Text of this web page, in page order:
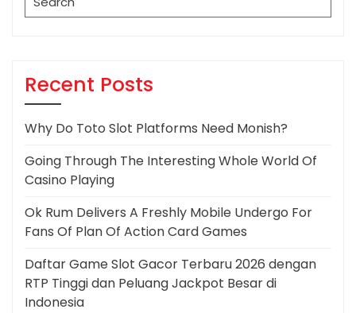
for:
Recent Posts
Why Do Toto Slot Platforms Need Monish?
Going Through The Interesting Whole World Of
Casino Playing
Ok Rum Delivers A Freshly Mobile Undergo For
Fans Of Plan Of Action Card Games
Daftar Game Slot Gacor Terbaru 2026 dengan
RTP Tinggi dan Peluang Jackpot Besar di
Indonesia